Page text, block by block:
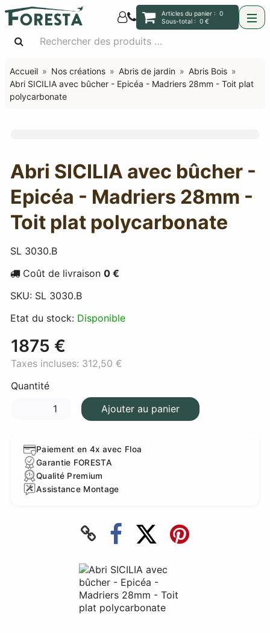
Articles du panier :0
Sous-total :0 €
Accueil Nos créations Abris de jardin
Abris Bois
Abri SICILIA avec bûcher - Epicéa - Madriers 28mm - Toit plat
polycarbonate
Abri SICILIA avec bûcher -
Epicéa - Madriers 28mm -
Toit plat polycarbonate
SL 3030.B
Coût de livraison 0 €
SKU: SL 3030.B
Etat du stock: Disponible
1875 €
Taxes incluses: 312,50 €
Quantité
Ajouter au panier
Paiement en 4x avec Floa
Garantie FORESTA
Qualité Premium
Assistance Montage